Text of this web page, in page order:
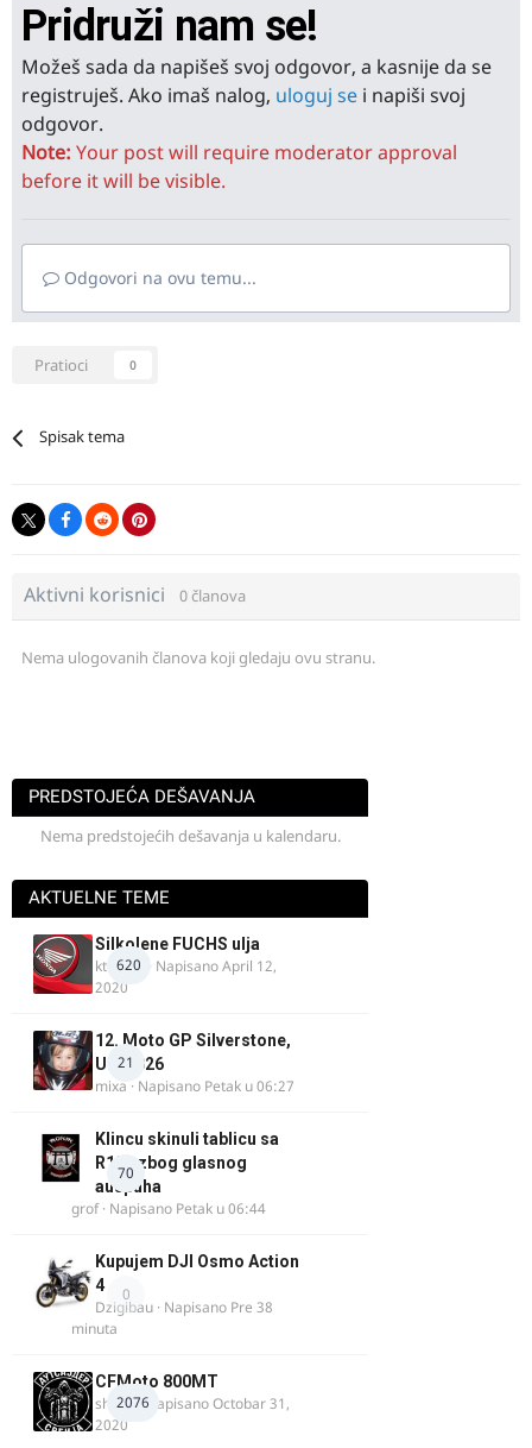
Pridruži nam se!
Možeš sada da napišeš svoj odgovor, a kasnije da se
registruješ. Ako imaš nalog, uloguj se i napiši svoj
odgovor.
Note: Your post will require moderator approval
before it will be visible.
Odgovori na ovu temu...
Pratioci 0
Spisak tema
Aktivni korisnici 0 članova
Nema ulogovanih članova koji gledaju ovu stranu.
PREDSTOJEĆA DEŠAVANJA
Nema predstojećih dešavanja u kalendaru.
AKTUELNE TEME
620
Silkolene FUCHS ulja
ktm600 · NapisanoApril 12,
2020
21
12. Moto GP Silverstone,
UK, 2026
mixa · Napisano Petak u 06:27
70
Klincu skinuli tablicu sa
R125 zbog glasnog
auspuha
grof· Napisano Petak u 06:44
0
Kupujem DJI Osmo Action
4
Dzigibau · Napisano Pre 38
minuta
2076
CFMoto 800MT
shlem· NapisanoOctobar 31,
2020